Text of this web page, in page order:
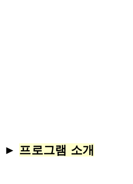
► 프로그램 소개